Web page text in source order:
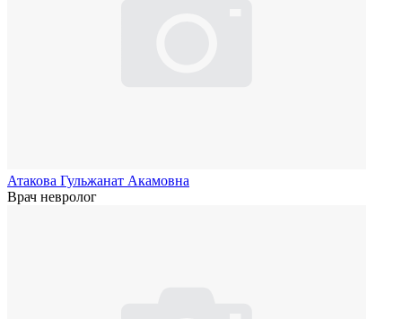
Атакова Гульжанат Акамовна
Врач невролог